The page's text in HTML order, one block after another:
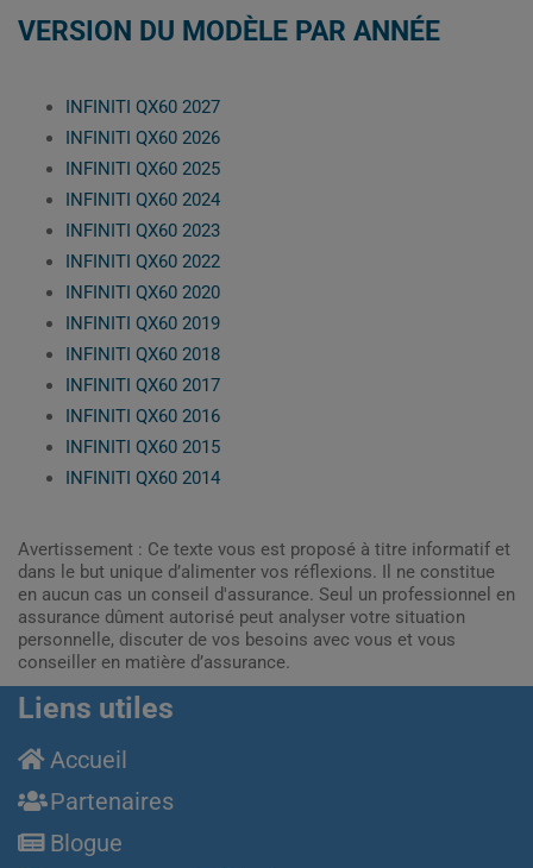
VERSION DU MODÈLE PAR ANNÉE
INFINITI QX60 2027
INFINITI QX60 2026
INFINITI QX60 2025
INFINITI QX60 2024
INFINITI QX60 2023
INFINITI QX60 2022
INFINITI QX60 2020
INFINITI QX60 2019
INFINITI QX60 2018
INFINITI QX60 2017
INFINITI QX60 2016
INFINITI QX60 2015
INFINITI QX60 2014
Avertissement : Ce texte vous est proposé à titre informatif et
dans le but unique d’alimenter vos réflexions. Il ne constitue
en aucun cas un conseil d'assurance. Seul un professionnel en
assurance dûment autorisé peut analyser votre situation
personnelle, discuter de vos besoins avec vous et vous
conseiller en matière d’assurance.
Liens utiles
Accueil
Partenaires
Blogue